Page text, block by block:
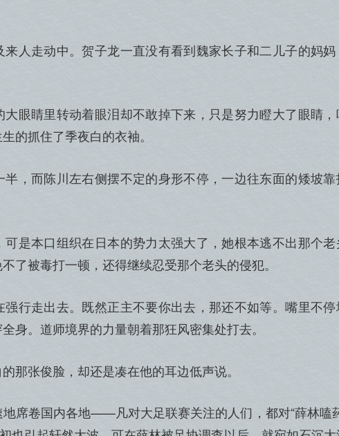
人走动中。贺子龙一直没有看到魏家长子和二儿子的妈妈
眼睛里转动着眼泪却不敢掉下来，只是努力瞪大了眼睛
的抓住了季夜白的衣袖。
，而陈川左右侧摆不定的身形不停，一边往东面的矮坡靠
可是本口组织在日本的势力太强大了，她根本逃不出那个老
了被毒打一顿，还得继续忍受那个老头的侵犯。
强行走出去。既然正主不要你出去，那还不如等。嘴里不停
身。道师境界的力量朝着那狂风密集处打去。
那张俊脸，却还是凑在他的耳边低声说。
席卷国内各地——凡对大足联赛关注的人们，都对“薛林嗑